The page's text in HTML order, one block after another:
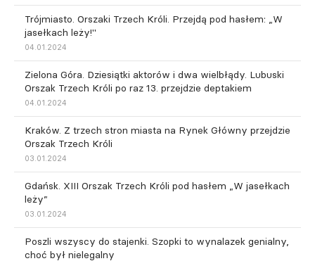
Trójmiasto. Orszaki Trzech Króli. Przejdą pod hasłem: „W
jasełkach leży!"
04.01.2024
Zielona Góra. Dziesiątki aktorów i dwa wielbłądy. Lubuski
Orszak Trzech Króli po raz 13. przejdzie deptakiem
04.01.2024
Kraków. Z trzech stron miasta na Rynek Główny przejdzie
Orszak Trzech Króli
03.01.2024
Gdańsk. XIII Orszak Trzech Króli pod hasłem „W jasełkach
leży”
03.01.2024
Poszli wszyscy do stajenki. Szopki to wynalazek genialny,
choć był nielegalny